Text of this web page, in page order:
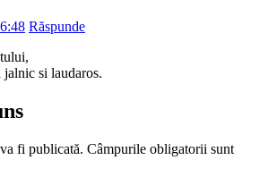
Răspunde
jalnic si laudaros.
fi publicată. Câmpurile obligatorii sunt